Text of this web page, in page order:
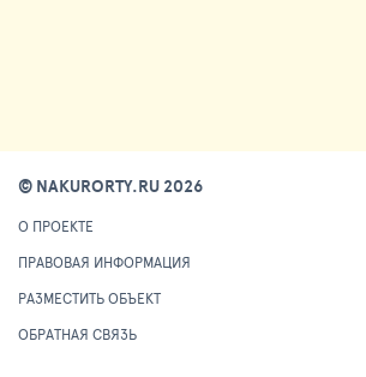
© NAKURORTY.RU 2026
О ПРОЕКТЕ
ПРАВОВАЯ ИНФОРМАЦИЯ
РАЗМЕСТИТЬ ОБЪЕКТ
ОБРАТНАЯ СВЯЗЬ